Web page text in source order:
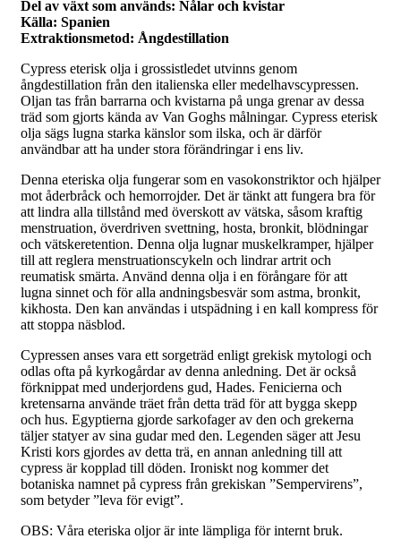
Del av växt som används: Nålar och kvistar
Källa: Spanien
Extraktionsmetod: Ångdestillation
Cypress eterisk olja i grossistledet utvinns genom
ångdestillation från den italienska eller medelhavscypressen.
Oljan tas från barrarna och kvistarna på unga grenar av dessa
träd som gjorts kända av Van Goghs målningar. Cypress eterisk
olja sägs lugna starka känslor som ilska, och är därför
användbar att ha under stora förändringar i ens liv.
Denna eteriska olja fungerar som en vasokonstriktor och hjälper
mot åderbråck och hemorrojder. Det är tänkt att fungera bra för
att lindra alla tillstånd med överskott av vätska, såsom kraftig
menstruation, överdriven svettning, hosta, bronkit, blödningar
och vätskeretention. Denna olja lugnar muskelkramper, hjälper
till att reglera menstruationscykeln och lindrar artrit och
reumatisk smärta. Använd denna olja i en förångare för att
lugna sinnet och för alla andningsbesvär som astma, bronkit,
kikhosta. Den kan användas i utspädning i en kall kompress för
att stoppa näsblod.
Cypressen anses vara ett sorgeträd enligt grekisk mytologi och
odlas ofta på kyrkogårdar av denna anledning. Det är också
förknippat med underjordens gud, Hades. Fenicierna och
kretensarna använde träet från detta träd för att bygga skepp
och hus. Egyptierna gjorde sarkofager av den och grekerna
täljer statyer av sina gudar med den. Legenden säger att Jesu
Kristi kors gjordes av detta trä, en annan anledning till att
cypress är kopplad till döden. Ironiskt nog kommer det
botaniska namnet på cypress från grekiskan ”Sempervirens”,
som betyder ”leva för evigt”.
OBS: Våra eteriska oljor är inte lämpliga för internt bruk.